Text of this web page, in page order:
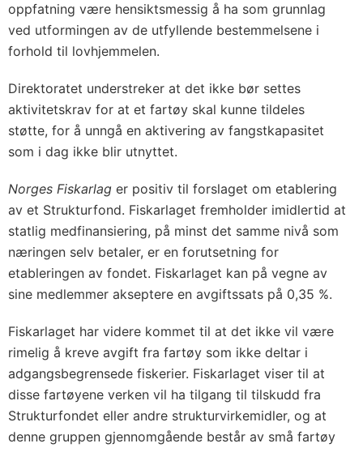
oppfatning være hensiktsmessig å ha som grunnlag
ved utformingen av de utfyllende bestemmelsene i
forhold til lovhjemmelen.
Direktoratet understreker at det ikke bør settes
aktivitetskrav for at et fartøy skal kunne tildeles
støtte, for å unngå en aktivering av fangstkapasitet
som i dag ikke blir utnyttet.
Norges Fiskarlag er positiv til forslaget om etablering
av et Strukturfond. Fiskarlaget fremholder imidlertid at
statlig medfinansiering, på minst det samme nivå som
næringen selv betaler, er en forutsetning for
etableringen av fondet. Fiskarlaget kan på vegne av
sine medlemmer akseptere en avgiftssats på 0,35 %.
Fiskarlaget har videre kommet til at det ikke vil være
rimelig å kreve avgift fra fartøy som ikke deltar i
adgangsbegrensede fiskerier. Fiskarlaget viser til at
disse fartøyene verken vil ha tilgang til tilskudd fra
Strukturfondet eller andre strukturvirkemidler, og at
denne gruppen gjennomgående består av små fartøy